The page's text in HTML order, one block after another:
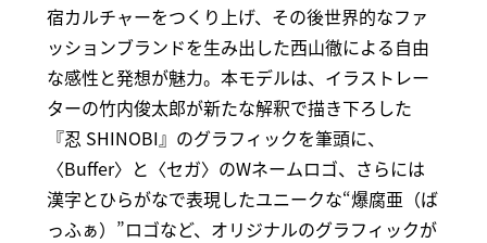
宿カルチャーをつくり上げ、その後世界的なファ
ッションブランドを生み出した西山徹による自由
な感性と発想が魅力。本モデルは、イラストレー
ターの竹内俊太郎が新たな解釈で描き下ろした
『忍 SHINOBI』のグラフィックを筆頭に、
〈Buffer〉と〈セガ〉のWネームロゴ、さらには
漢字とひらがなで表現したユニークな“爆腐亜（ば
っふぁ）”ロゴなど、オリジナルのグラフィックが